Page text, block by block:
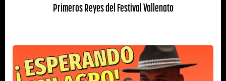
Primeros Reyes del Festival Vallenato